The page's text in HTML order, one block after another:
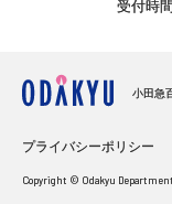
受付時
小田急
プライバシーポリシー
Copyright © Odakyu